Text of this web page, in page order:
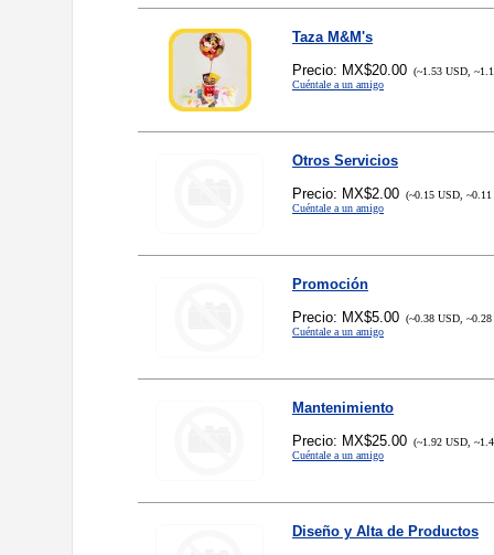
Taza M&M's
Precio: MX$20.00 (~1.53 USD,
Cuéntale a un amigo
Otros Servicios
Precio: MX$2.00 (~0.15 USD,
Cuéntale a un amigo
Promoción
Precio: MX$5.00 (~0.38 USD,
Cuéntale a un amigo
Mantenimiento
Precio: MX$25.00 (~1.92 USD,
Cuéntale a un amigo
Diseño y Alta de Productos